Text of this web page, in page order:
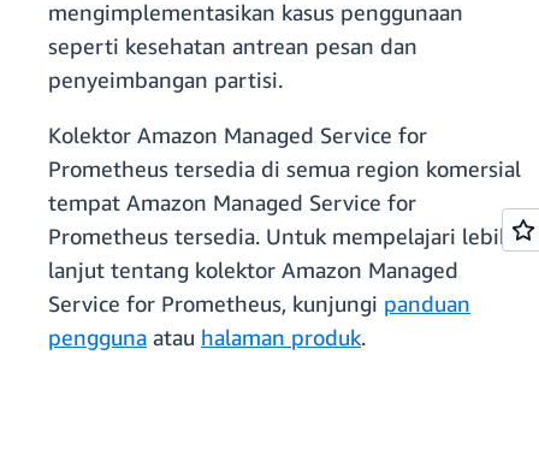
mengimplementasikan kasus penggunaan
seperti kesehatan antrean pesan dan
penyeimbangan partisi.
Kolektor Amazon Managed Service for
Prometheus tersedia di semua region komersial
tempat Amazon Managed Service for
Prometheus tersedia. Untuk mempelajari lebih
lanjut tentang kolektor Amazon Managed
Service for Prometheus, kunjungi panduan
pengguna atau halaman produk.